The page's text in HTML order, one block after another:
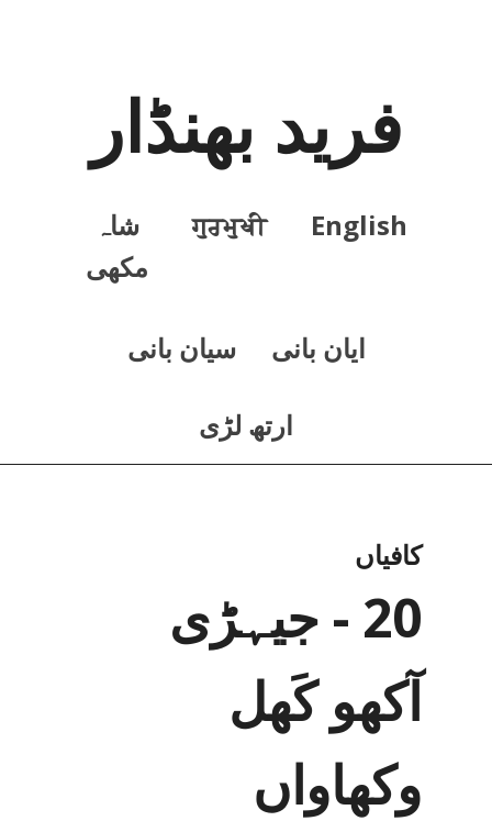
فرید بھنڈار
English
ਗੁਰਮੁਖੀ
شاہ
مکھی
ايان بانی سيان بانی
ارتھ لڑی
کافیاں
20 - جیہڑی
آکھو کَھل
وکھاواں